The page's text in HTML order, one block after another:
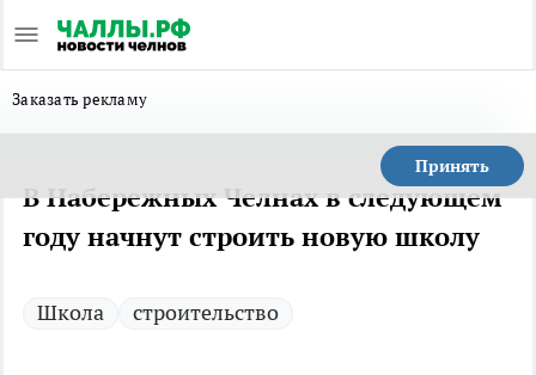
Заказать рекламу
Принять
В Набережных Челнах в следующем
году начнут строить новую школу
Школа строительство